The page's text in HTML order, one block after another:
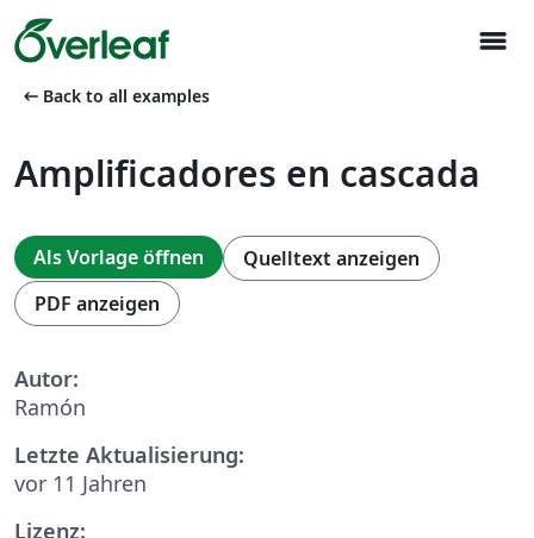
menu
arrow_left_alt Back to all examples
Amplificadores en cascada
Als Vorlage öffnen
Quelltext anzeigen
PDF anzeigen
Autor:
Ramón
Letzte Aktualisierung:
vor 11 Jahren
Lizenz: